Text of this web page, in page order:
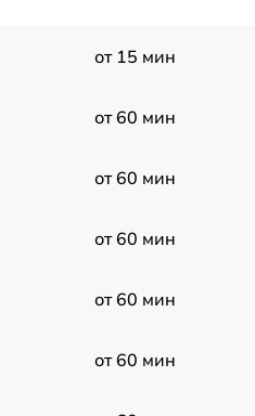
от 15 мин
от 60 мин
от 60 мин
от 60 мин
от 60 мин
от 60 мин